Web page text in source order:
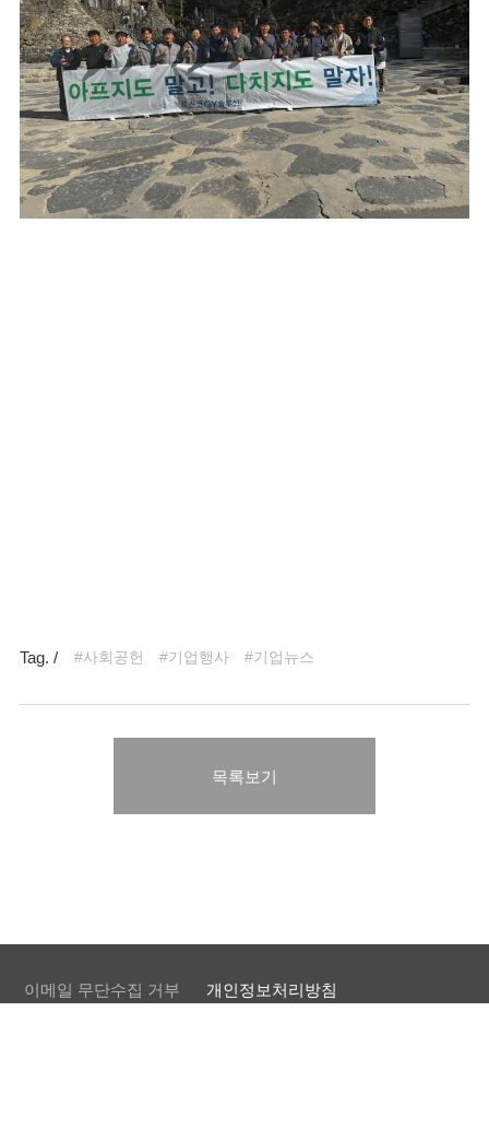
Tag. / #사회공헌 #기업행사 #기업뉴스
목록보기
이메일 무단수집 거부 개인정보처리방침